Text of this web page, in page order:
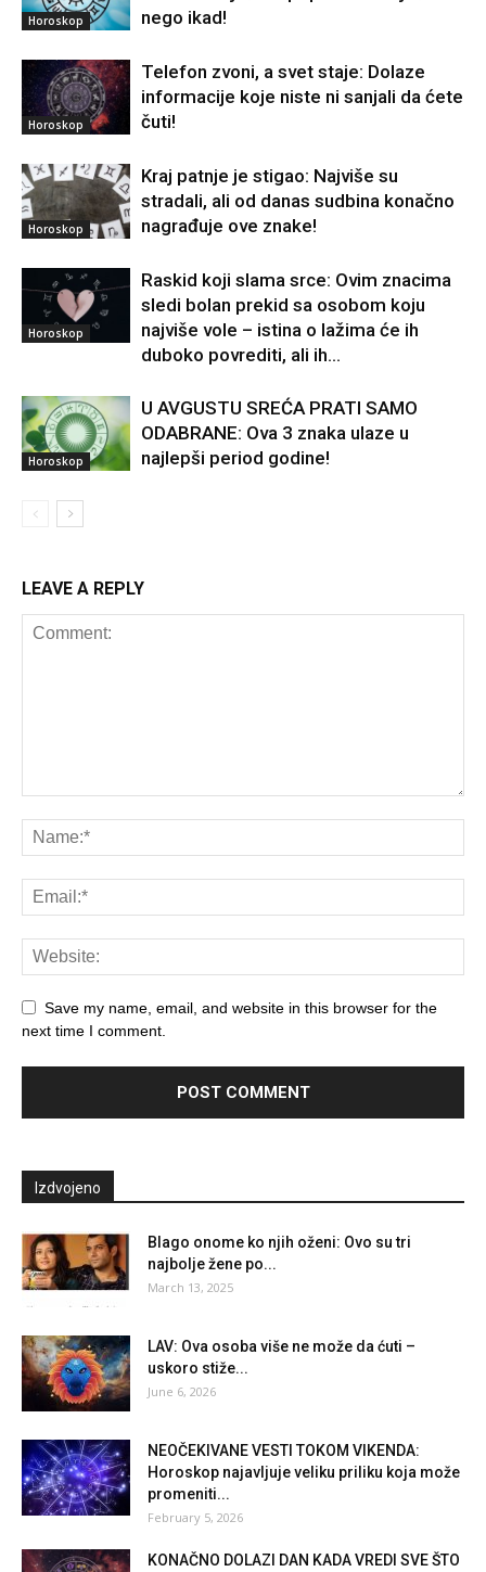
Horoskop
nego ikad!
Horoskop
Telefon zvoni, a svet staje: Dolaze
informacije koje niste ni sanjali da ćete
čuti!
Horoskop
Kraj patnje je stigao: Najviše su
stradali, ali od danas sudbina konačno
nagrađuje ove znake!
Horoskop
Raskid koji slama srce: Ovim znacima
sledi bolan prekid sa osobom koju
najviše vole – istina o lažima će ih
duboko povrediti, ali ih...
Horoskop
U AVGUSTU SREĆA PRATI SAMO
ODABRANE: Ova 3 znaka ulaze u
najlepši period godine!
LEAVE A REPLY
Save my name, email, and website in this browser for the
next time I comment.
Izdvojeno
Blago onome ko njih oženi: Ovo su tri
najbolje žene po...
March 13, 2025
LAV: Ova osoba više ne može da ćuti –
uskoro stiže...
June 6, 2026
NEOČEKIVANE VESTI TOKOM VIKENDA:
Horoskop najavljuje veliku priliku koja može
promeniti...
February 5, 2026
KONAČNO DOLAZI DAN KADA VREDI SVE ŠTO